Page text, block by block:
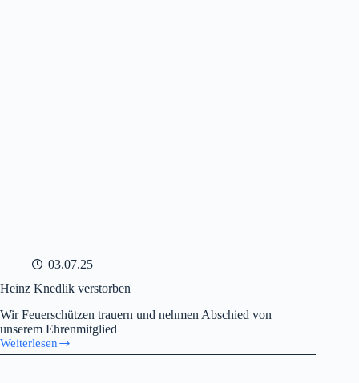
03.07.25
Heinz Knedlik verstorben
Wir Feuerschützen trauern und nehmen Abschied von
unserem Ehrenmitglied
Weiterlesen
Heinz